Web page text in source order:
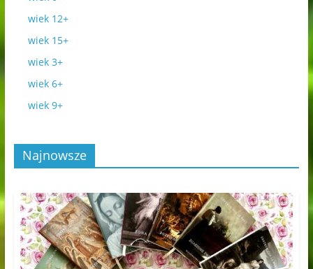
wiek 12+
wiek 15+
wiek 3+
wiek 6+
wiek 9+
Najnowsze